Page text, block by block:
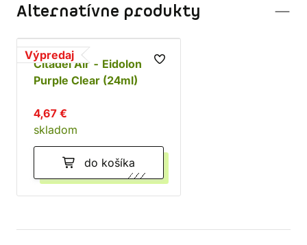
Alternatívne produkty
Výpredaj
Citadel Air - Eidolon
Purple Clear (24ml)
4,67 €
skladom
do košíka